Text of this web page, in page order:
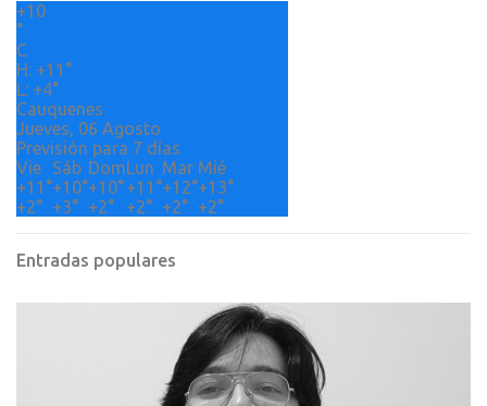
i
s
+10
°
C
H: +11°
L: +4°
Cauquenes
Jueves, 06 Agosto
Previsión para 7 días
Vie
Sáb DomLun Mar Mié
+11°+10°+10°+11°+12°+13°
+2° +3° +2° +2° +2° +2°
Entradas populares